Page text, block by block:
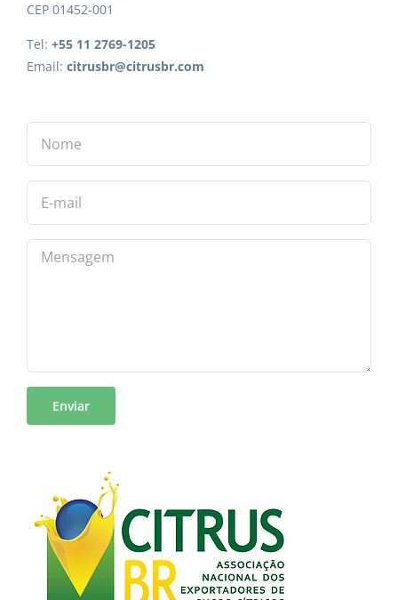
CEP 01452-001
Tel: +55 11 2769-1205
Email: citrusbr@citrusbr.com